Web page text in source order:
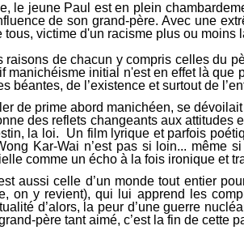
le jeune Paul est en plein
de son grand-père. Avec une
victime d'un racisme plus ou moins
raisons de chacun y compris celles du
manichéisme initial n'est en effet là
béantes, de l’existence et surtout de
de prime abord manichéen, se
des reflets changeants aux
la loi. Un film lyrique et parfois
Kar-Wai n’est pas si loin... même
comme un écho à la fois ironique et
aussi celle d’un monde tout entier
on y revient), qui lui apprend les
d’alors, la peur d’une guerre
père tant aimé, c’est la fin de cette